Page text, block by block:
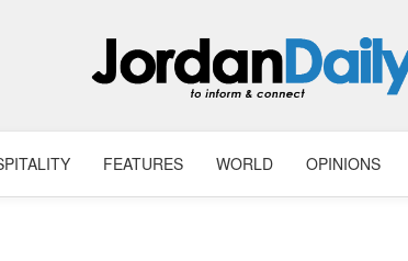
FEATURES WORLD OPINIONS